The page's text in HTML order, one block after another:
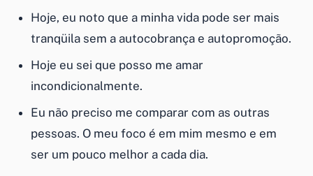
Hoje, eu noto que a minha vida pode ser mais
tranqüila sem a autocobrança e autopromoção.
Hoje eu sei que posso me amar
incondicionalmente.
Eu não preciso me comparar com as outras
pessoas. O meu foco é em mim mesmo e em
ser um pouco melhor a cada dia.